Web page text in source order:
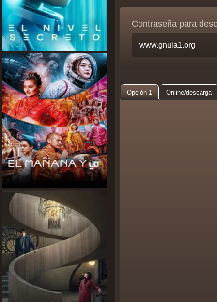
Contraseña para
Opción 1 Online/descarga